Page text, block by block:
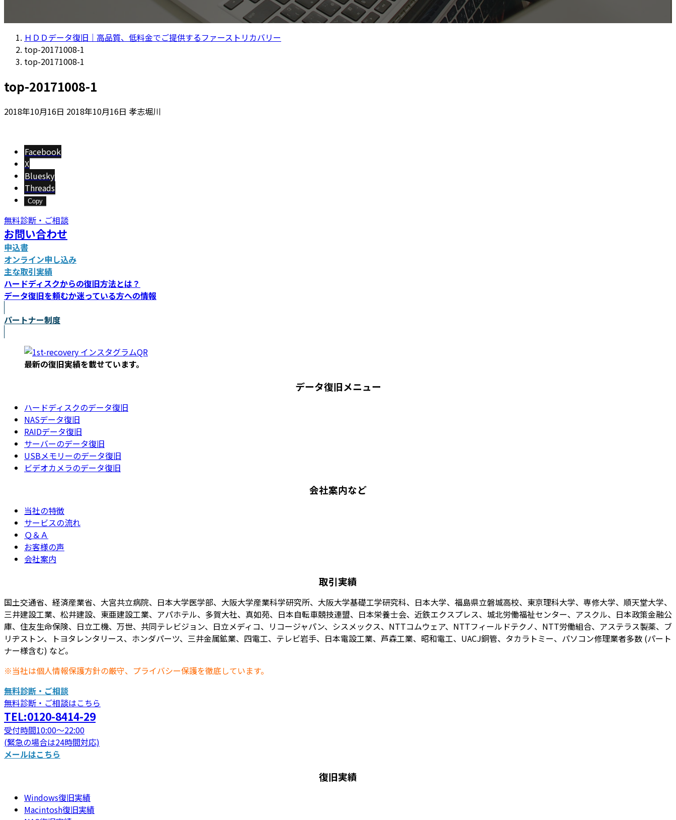
ＨＤＤデータ復旧｜高品質、低料金でご提供するファーストリカバリー
top-20171008-1
top-20171008-1
top-20171008-1
2018年10月16日 最
2018年10月16日 孝志堀川
Facebook
X
Bluesky
Threads
Copy
無料診断・ご相談
お問い合わせ
申込書
オンライン申し込み
主な取引実績
ハードディスクからの復旧方法とは？
データ復旧を頼むか迷っている方への情報
パートナー制度
最新の復旧実績を載せています。
データ復旧メニュー
ハードディスクのデータ復旧
NASデータ復旧
RAIDデータ復旧
サーバーのデータ復旧
USBメモリーのデータ復旧
ビデオカメラのデータ復旧
会社案内など
当社の特徴
サービスの流れ
Ｑ＆Ａ
お客様の声
会社案内
取引実績
国土交通省、経済産業省、大宮共立病院、日本大学医学部、大阪大学産業科学研究所、大阪大学基礎工学研究科、日本大学、福島県立磐城高校、東京理科大学、専修大学、順天堂大学、
三井建設工業、松井建設、東亜建設工業、アパホテル、多賀大社、真如苑、日本自転車競技連盟、日本栄養士会、近鉄エクスプレス、城北労働福祉センター、アスクル、日本政策金融公
庫、住友生命保険、日立工機、万世、共同テレビジョン、日立メディコ、リコージャパン、シスメックス、NTTコムウェア、NTTフィールドテクノ、NTT労働組合、アステラス製薬、ブ
リヂストン、トヨタレンタリース、ホンダパーツ、三井金属鉱業、四電工、テレビ岩手、日本電設工業、芦森工業、昭和電工、UACJ銅管、タカラトミー、パソコン修理業者多数 (パート
ナー様含む) など。
※当社は個人情報保護方針の厳守、プライバシー保護を徹底しています。
無料診断・ご相談
無料診断・ご相談はこちら
TEL:0120-8414-29
受付時間10:00～22:00
(緊急の場合は24時間対応)
メールはこちら
復旧実績
Windows復旧実績
Macintosh復旧実績